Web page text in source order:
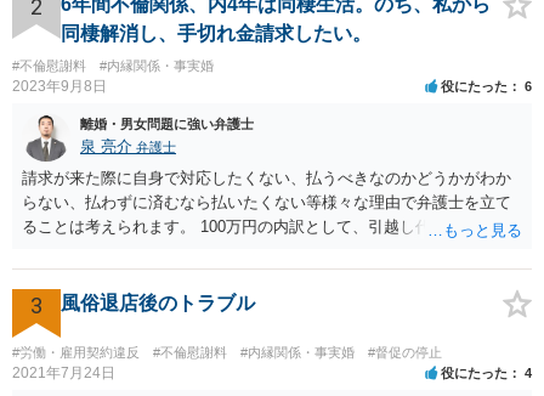
設ければ、大丈夫です。
2
同棲解消し、手切れ金請求したい。
#不倫慰謝料 #内縁関係・事実婚
2023年9月8日 役にたった 6
離婚・男女問題に強い弁護士
泉 亮介 弁護士
請求が来た際に自身で対応したくない、払うべきなのかどうかがわか
らない、払わずに済むなら払いたくない等様々な理由で弁護士を立て
ることは考えられます。 100万円の内訳として、引越し代等でどの程
によっても追加での請求については変わってくるかと思われます。 ま
た、請求する金額によっては、相手方の判断として、それで全て終わ
るのであれば払っておしまいにする、という考え方もあり得ます。
3 風俗退店後のトラブル
#労働・雇用契約違反 #不倫慰謝料 #内縁関係・事実婚 #督促の停止
2021年7月24日 役にたった 4